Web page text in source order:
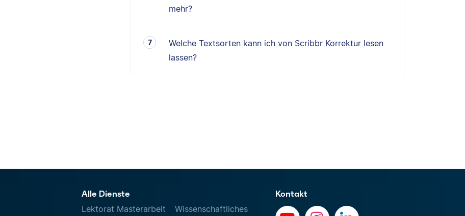
mehr?
Welche Textsorten kann ich von Scribbr Korrektur lesen
lassen?
Alle Dienste
Lektorat Masterarbeit Wissenschaftliches
Kontakt